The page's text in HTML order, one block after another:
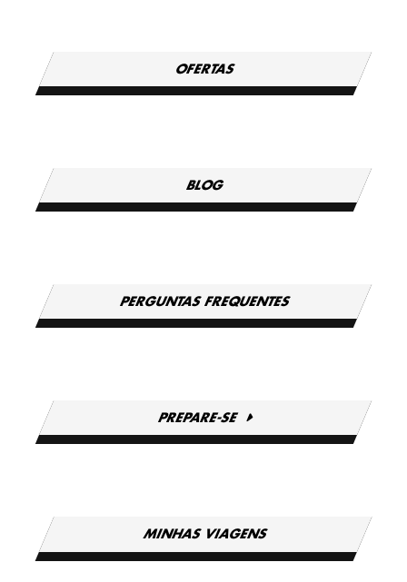
OFERTAS
BLOG
PERGUNTAS FREQUENTES
PREPARE-SE
MINHAS VIAGENS